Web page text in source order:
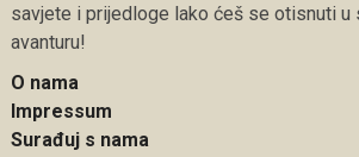
savjete i prijedloge lako ćeš se otisnuti u
avanturu!
O nama
Impressum
Surađuj s nama